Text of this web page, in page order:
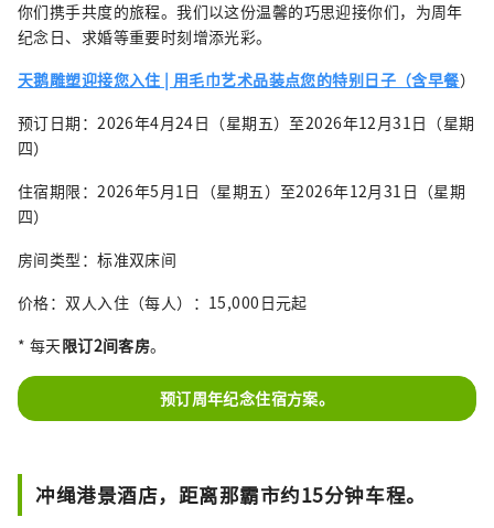
你们携手共度的旅程。我们以这份温馨的巧思迎接你们，为周年
纪念日、求婚等重要时刻增添光彩。
天鹅雕塑迎接您入住 | 用毛巾艺术品装点您的特别日子（含早餐）
预订日期：2026年4月24日（星期五）至2026年12月31日（星期
四）
住宿期限：2026年5月1日（星期五）至2026年12月31日（星期
四）
房间类型：标准双床间
价格：双人入住（每人）：15,000日元起
* 每天限订2间客房。
预订周年纪念住宿方案。
冲绳港景酒店，距离那霸市约15分钟车程。